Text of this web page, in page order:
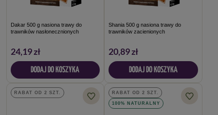
Dakar 500 g nasiona trawy do
trawników nasłonecznionych
24,19 zł
DODAJ DO KOSZYKA
Shania 500 g nasiona trawy do
trawników zacienionych
20,89 zł
DODAJ DO KOSZYKA
RABAT OD 2 SZT. RABAT OD 2 SZT.
100% NATURALNY